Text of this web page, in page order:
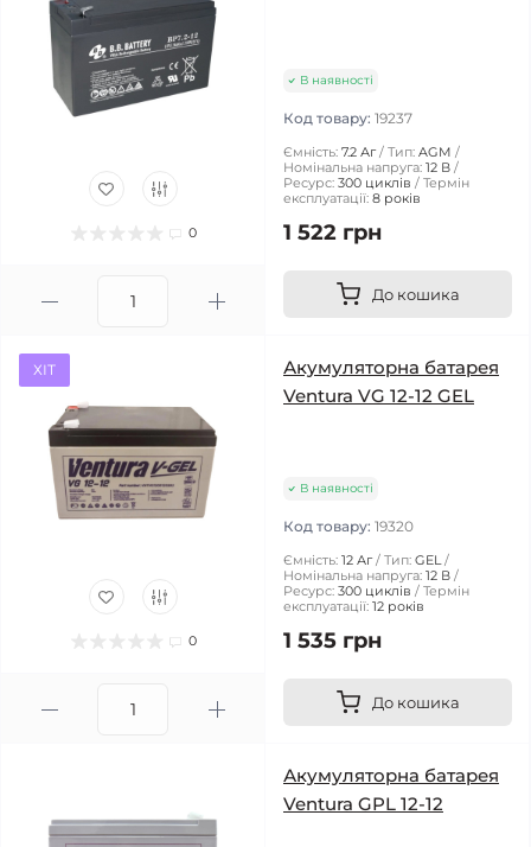
0
В наявності
Код товару: 19237
Ємність: 7.2 Аг Тип: AGM
Номінальна напруга: 12 В
Ресурс: 300 циклів
Термін
експлуатації: 8 років
1 522 грн
До кошика
ХІТ
0
Акумуляторна батарея
Ventura VG 12-12 GEL
В наявності
Код товару: 19320
Ємність: 12 Аг Тип: GEL
Номінальна напруга: 12 В
Ресурс: 300 циклів
Термін
експлуатації: 12 років
1 535 грн
До кошика
Акумуляторна батарея
Ventura GPL 12-12